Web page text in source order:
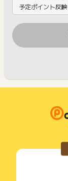
予定ポイント反映